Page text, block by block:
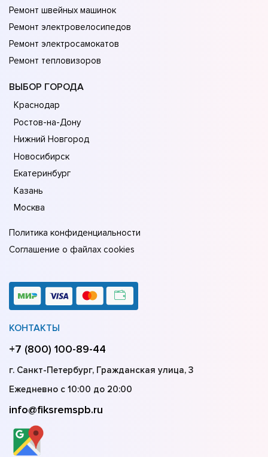
Ремонт швейных машинок
Ремонт электровелосипедов
Ремонт электросамокатов
Ремонт тепловизоров
ВЫБОР ГОРОДА
Краснодар
Ростов-на-Дону
Нижний Новгород
Новосибирск
Екатеринбург
Казань
Москва
Политика конфиденциальности
Соглашение о файлах cookies
КОНТАКТЫ
+7 (800) 100-89-44
г. Санкт-Петербург, Гражданская улица, 3
Ежедневно с 10:00 до 20:00
info@fiksremspb.ru